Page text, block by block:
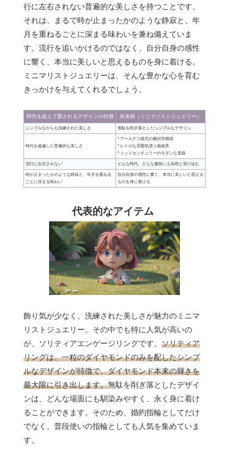
行に左右されない普遍的な美しさを持つことです。
それは、まるで時が止まったかのような静寂と、年
月を重ねるごとに深まる味わいを兼ね備えていま
す。流行を追いかけるのではなく、自分自身の感性
に響く、本当に美しいと思えるものを身に着ける。
ミニマリストジュエリーは、そんな豊かな心を育む
きっかけを与えてくれるでしょう。
時代を超えて愛されるデザインの特徴 具体例（ミニマリストジュエリー）
シンプルながらも洗練された美しさ 無駄を削ぎ落としたシンプルなデザイン
時代を超越した普遍的な美しさ
* アールデコ様式の幾何学模様
* レトロな雰囲気漂う曲線美
* ミッドセンチュリーのモダンな直線
流行に左右されない どんな時代、どんな服装にも自然と溶け込む
時が止まったかのような静寂と、年月を重ねる
ごとに深まる味わい
自分自身の感性に響く、本当に美しいと思える
ものを身に着ける
代表的なアイテム
飾り気が少なく、洗練された美しさが魅力のミニマ
リストジュエリー。その中でも特に人気が高いの
が、ソリティアエンゲージリングです。 ソリティア
リングは、一粒のダイヤモンドのみを配したシンプ
ルなデザインが特徴で、ダイヤモンド本来の輝きを
最大限に引き出します。無駄を削ぎ落としたデザイ
ンは、どんな場面にも馴染みやすく、永く身に着け
ることができます。そのため、婚約指輪としてだけ
でなく、普段使いの指輪としても人気を集めていま
す。